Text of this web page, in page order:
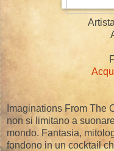
Imaginations From The
non si limitano a
mondo. Fantasia,
fondono in un cocktail